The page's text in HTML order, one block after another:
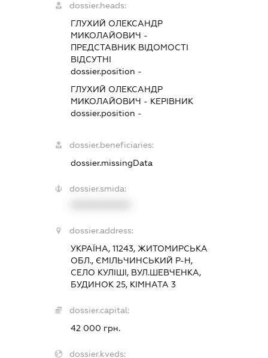
dossier.heads:
ГЛУХИЙ ОЛЕКСАНДР
МИКОЛАЙОВИЧ -
ПРЕДСТАВНИК ВІДОМОСТІ
ВІДСУТНІ
dossier.position -
ГЛУХИЙ ОЛЕКСАНДР
МИКОЛАЙОВИЧ - КЕРІВНИК
dossier.position -
dossier.beneficiaries:
dossier.missingData
dossier.smida:
dossier.address:
УКРАЇНА, 11243, ЖИТОМИРСЬКА
ОБЛ., ЄМІЛЬЧИНСЬКИЙ Р-Н,
СЕЛО КУЛІШІ, ВУЛ.ШЕВЧЕНКА,
БУДИНОК 25, КІМНАТА 3
dossier.capital:
42 000 грн.
dossier.kveds: